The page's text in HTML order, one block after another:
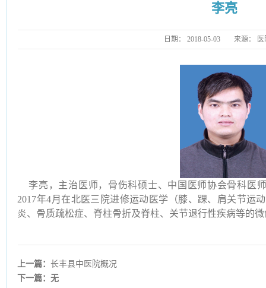
李亮
日期： 2018-05-03 来源：
李亮，主治医师，骨伤科硕士、中国医师协会骨科医
2017年4月在北医三院进修运动医学（膝、踝、肩关节运
炎、骨质疏松症、脊柱骨折及脊柱、关节退行性疾病等的
上一篇：长丰县中医院概况
下一篇：无